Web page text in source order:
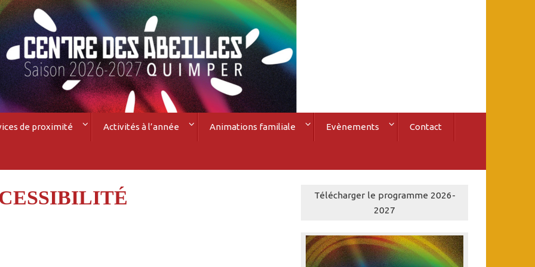
de proximité Activités à l’année Animations familiale Evènements Contact
Télécharger le programme 2026-
2027